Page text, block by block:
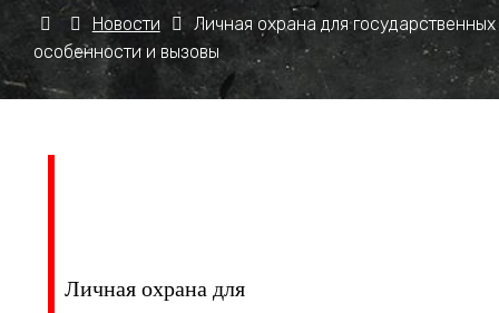
Новости
Личная охрана для
особенности и вызовы
Личная охрана для